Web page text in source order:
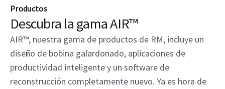
Productos
Descubra la gama AIR™
AIR™, nuestra gama de productos de RM, incluye un
diseño de bobina galardonado, aplicaciones de
productividad inteligente y un software de
reconstrucción completamente nuevo. Ya es hora de